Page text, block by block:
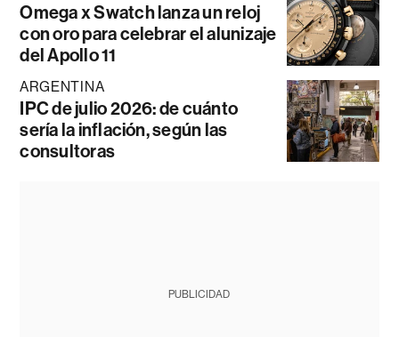
Omega x Swatch lanza un reloj
con oro para celebrar el alunizaje
del Apollo 11
ARGENTINA
IPC de julio 2026: de cuánto
sería la inflación, según las
consultoras
PUBLICIDAD